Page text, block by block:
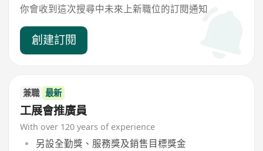
你會收到這次搜尋中未來上新職位的訂閱通知
創建訂閱
兼職 最新
工展會推廣員
With over 120 years of experience
另設全勤獎、服務獎及銷售目標獎金